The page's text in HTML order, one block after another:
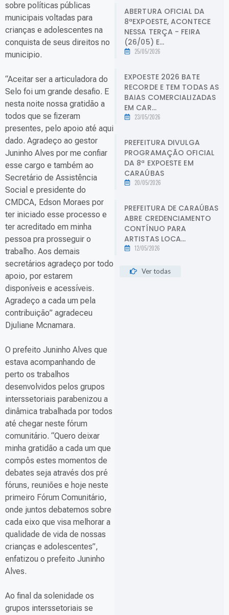
sobre políticas públicas
municipais voltadas para
crianças e adolescentes na
conquista de seus direitos no
municipio.
“Aceitar ser a articuladora do
Selo foi um grande desafio. E
nesta noite nossa gratidão a
todos que se fizeram
presentes, pelo apoio até aqui
dado. Agradeço ao gestor
Juninho Alves por me confiar
esse cargo e também ao
Secretário de Assistência
Social e presidente do
CMDCA, Edson Moraes por
ter iniciado esse processo e
ter acreditado em minha
pessoa pra prosseguir o
trabalho. Aos demais
secretários agradeço por todo
apoio, por estarem
disponíveis e acessíveis.
Agradeço a cada um pela
contribuição” agradeceu
Djuliane Mcnamara.
O prefeito Juninho Alves que
estava acompanhando de
perto os trabalhos
desenvolvidos pelos grupos
interssetoriais parabenizou a
dinâmica trabalhada por todos
até chegar neste fórum
comunitário. “Quero deixar
minha gratidão a cada um que
compôs estes momentos de
debates seja através dos pré
fóruns, reuniões e hoje neste
primeiro Fórum Comunitário,
onde juntos debatemos sobre
cada eixo que visa melhorar a
qualidade de vida de nossas
crianças e adolescentes”,
enfatizou o prefeito Juninho
Alves.
Ao final da solenidade os
grupos interssetoriais se
ABERTURA OFICIAL DA
8ªEXPOESTE, ACONTECE
NESSA TERÇA - FEIRA
(26/05) E...
25/05/2026
EXPOESTE 2026 BATE
RECORDE E TEM TODAS AS
BAIAS COMERCIALIZADAS
EM CAR...
23/05/2026
PREFEITURA DIVULGA
PROGRAMAÇÃO OFICIAL
DA 8ª EXPOESTE EM
CARAÚBAS
20/05/2026
PREFEITURA DE CARAÚBAS
ABRE CREDENCIAMENTO
CONTÍNUO PARA
ARTISTAS LOCA...
12/05/2026
Ver todas